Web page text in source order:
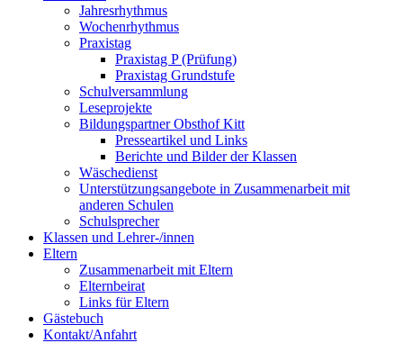
Jahresrhythmus
Wochenrhythmus
Praxistag
Praxistag P (Prüfung)
Praxistag Grundstufe
Schulversammlung
Leseprojekte
Bildungspartner Obsthof Kitt
Presseartikel und Links
Berichte und Bilder der Klassen
Wäschedienst
Unterstützungsangebote in Zusammenarbeit mit
anderen Schulen
Schulsprecher
Klassen und Lehrer-/innen
Eltern
Zusammenarbeit mit Eltern
Elternbeirat
Links für Eltern
Gästebuch
Kontakt/Anfahrt